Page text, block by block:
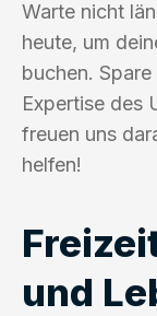
Warte nicht
heute, um
buchen.
Expertise des
freuen uns
helfen!
und